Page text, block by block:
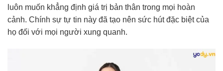
luôn muốn khẳng định giá trị bản thân trong mọi hoàn
cảnh. Chính sự tự tin này đã tạo nên sức hút đặc biệt của
họ đối với mọi người xung quanh.